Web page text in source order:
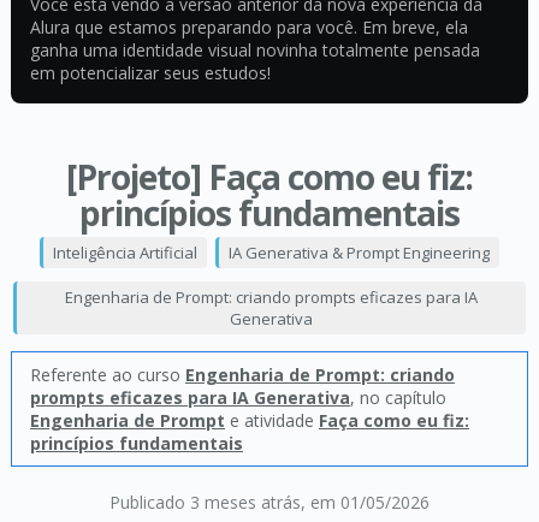
Alura que estamos preparando para você. Em breve, ela
ganha uma identidade visual novinha totalmente pensada
em potencializar seus estudos!
[Projeto] Faça como eu fiz:
princípios fundamentais
Publicado 3 meses atrás, em 01/05/2026
Inteligência Artificial IA Generativa & Prompt Engineering
Engenharia de Prompt: criando prompts eficazes para IA
Generativa
Referente ao curso Engenharia de Prompt: criando
prompts eficazes para IA Generativa, no capítulo
Engenharia de Prompt e atividade Faça como eu fiz:
princípios fundamentais